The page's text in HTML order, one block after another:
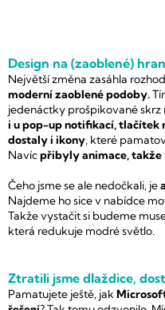
Design na (zaoblené)
Největší změna zasáhla
moderní zaoblené podoby.
jedenáctky prošpikované skrz
i u pop-up notifikací, tlačítek
dostaly i ikony, které
Navícpřibyly animace, takže
Čeho jsme se ale nedočkali, je
Najdeme ho sice v nabídce
Takže vystačit si budeme
která redukuje modré světlo.
Ztratili jsme dlaždice,
Pamatujete ještě, jak